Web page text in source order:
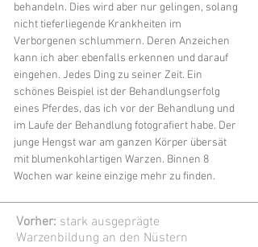
behandeln. Dies wird aber nur gelingen, solang
nicht tieferliegende Krankheiten im
Verborgenen schlummern. Deren Anzeichen
kann ich aber ebenfalls erkennen und darauf
eingehen. Jedes Ding zu seiner Zeit. Ein
schönes Beispiel ist der Behandlungserfolg
eines Pferdes, das ich vor der Behandlung und
im Laufe der Behandlung fotografiert habe. Der
junge Hengst war am ganzen Körper übersät
mit blumenkohlartigen Warzen. Binnen 8
Wochen war keine einzige mehr zu finden.
Vorher: stark ausgeprägte
Warzenbildung an den Nüstern